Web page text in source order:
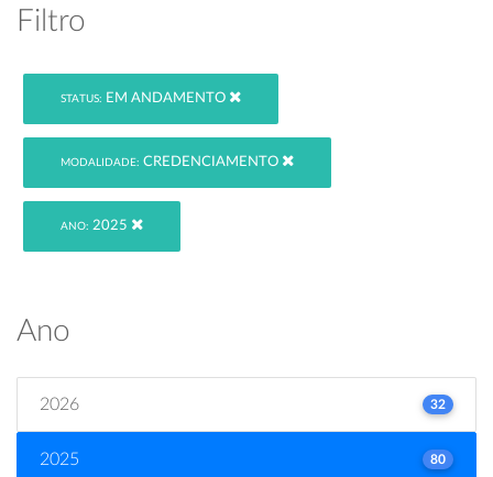
Filtro
STATUS: EM ANDAMENTO
MODALIDADE: CREDENCIAMENTO
ANO: 2025
Ano
2026 32
2025 80